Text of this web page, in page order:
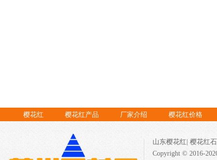
樱花红 樱花红产品 厂家介绍 樱花红价格
山东樱花红 |樱花红
Copyright © 2016-